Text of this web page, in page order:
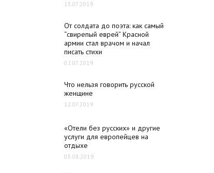
15.07.2019
От солдата до поэта: как самый
“свирепый еврей” Красной
армии стал врачом и начал
писать стихи
02.07.2019
Что нельзя говорить русской
женщине
12.07.2019
«Отели без русских» и другие
услуги для европейцев на
отдыхе
05.08.2019